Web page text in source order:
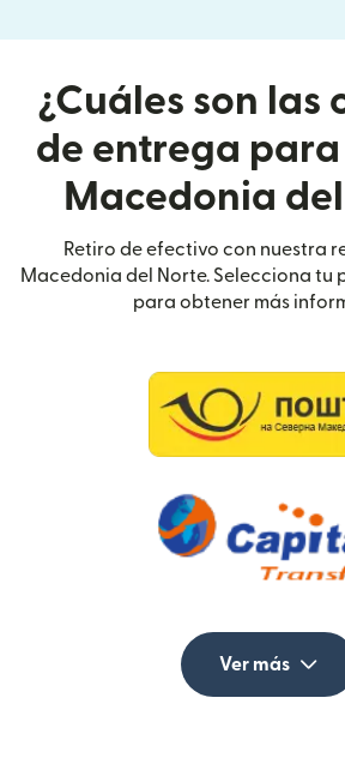
¿Cuáles son las
de entrega para
Macedonia
Retiro de efectivo con nuestra
Macedonia del Norte. Selecciona tu
para obtener más
Ver más